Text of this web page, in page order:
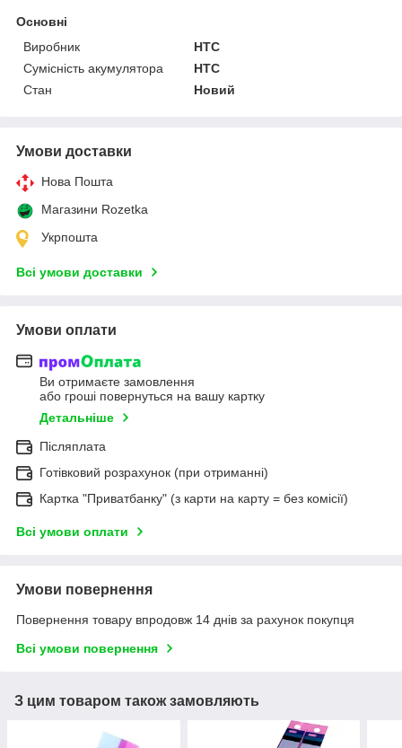
Основні
Виробник
HTC
Сумісність акумулятора
HTC
Стан
Новий
Умови доставки
Нова Пошта
Магазини Rozetka
Укрпошта
Всі умови доставки
Умови оплати
Ви отримаєте замовлення
або гроші повернуться на вашу картку
Детальніше
Післяплата
Готівковий розрахунок (при отриманні)
Картка "Приватбанку" (з карти на карту = без комісії)
Всі умови оплати
Умови повернення
Повернення товару впродовж 14 днів за рахунок покупця
Всі умови повернення
З цим товаром також замовляють